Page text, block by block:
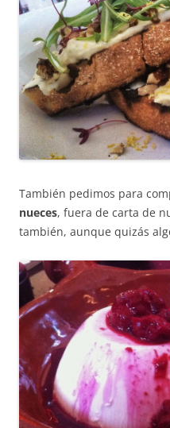
También pedimos para
nueces, fuera de carta de
también, aunque quizás